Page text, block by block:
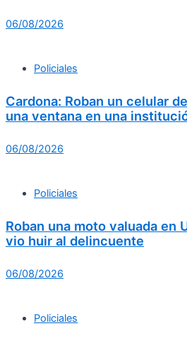
06/08/2026
Policiales
Cardona: Roban un celular
una ventana en una
06/08/2026
Policiales
Roban una moto valuada en
vio huir al delincuente
06/08/2026
Policiales